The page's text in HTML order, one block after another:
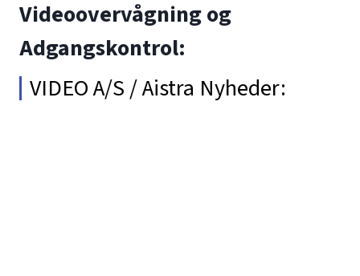
Videoovervågning og
Adgangskontrol:
VIDEO A/S / Aistra Nyheder: